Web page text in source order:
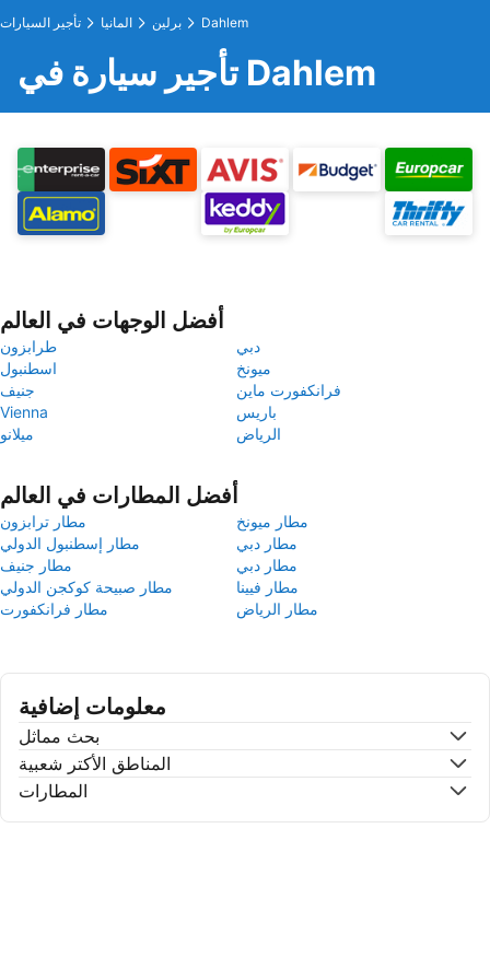
تأجير السيارات المانيا برلين Dahlem
تأجير سيارة في Dahlem
أفضل الوجهات في العالم
طرابزون
دبي
اسطنبول
ميونخ
جنيف
فرانكفورت ماين
Vienna
باريس
ميلانو
الرياض
أفضل المطارات في العالم
مطار ترابزون
مطار ميونخ
مطار إسطنبول الدولي
مطار دبي
مطار جنيف
مطار دبي
مطار صبيحة كوكجن الدولي
مطار فيينا
مطار فرانكفورت
مطار الرياض
معلومات إضافية
بحث مماثل
المناطق الأكتر شعبية
المطارات